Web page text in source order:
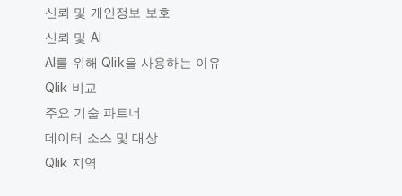
신뢰 및 개인정보 보호
신뢰 및 AI
AI를 위해 Qlik을 사용하는 이유
Qlik 비교
주요 기술 파트너
데이터 소스 및 대상
Qlik 지역